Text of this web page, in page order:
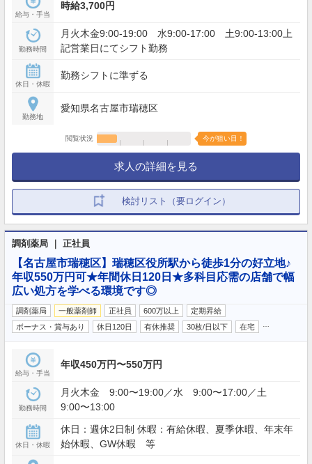
給与・手当
時給3,700円
勤務時間
月火木金9:00-19:00 水9:00-17:00 土9:00-13:00上
記営業日にてシフト勤務
休日・休暇
勤務シフトに準ずる
勤務地
愛知県名古屋市瑞穂区
閲覧状況 今が狙い目！
求人の詳細を見る
検討リスト（要ログイン）
調剤薬局 ｜ 正社員
【名古屋市瑞穂区】瑞穂区役所駅から徒歩1分の好立地♪
年収550万円可★年間休日120日★多科目応需の店舗で幅
広い処方を学べる環境です◎
調剤薬局 一般薬剤師 正社員 600万以上
定期昇給
ボーナス・賞与あり
休日120日 有休推奨 30枚/日以下 在宅
給与・手当
年収450万円〜550万円
勤務時間
月火木金 9:00〜19:00／水 9:00〜17:00／土
9:00〜13:00
休日・休暇
休日：週休2日制 休暇：有給休暇、夏季休暇、年末年
始休暇、GW休暇 等